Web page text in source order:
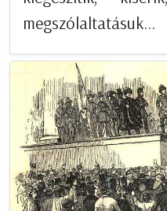
megszólaltatásuk...